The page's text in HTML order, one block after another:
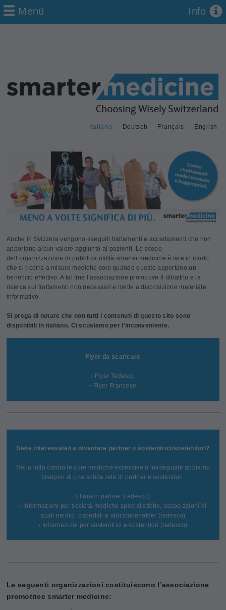
Deutsch Français
Italiano English
Menü Info
Anche in Svizzera vengono eseguiti trattamenti e accertamenti che non
apportano alcun valore aggiunto ai pazienti. Lo scopo
dell’organizzazione di pubblica utilità smarter medicine è fare in modo
che si ricorra a misure mediche solo quando queste apportano un
beneficio effettivo. A tal fine l’associazione promuove il dibattito e la
ricerca sui trattamenti non necessari e mette a disposizione materiale
informativo.
Si prega di notare che non tutti i contenuti di questo sito sono
disponibili in italiano. Ci scusiamo per l'inconveniente.
Flyer da scaricare
› Flyer Tedesco
› Flyer Francese
Siete interessate/i a diventare partner o sostenitrici/sostenitori?
Nella lotta contro le cure mediche eccessive o inadeguate abbiamo
bisogno di una solida rete di partner e sostenitori.
› I nostri partner (tedesco)
› Informazioni per società mediche specialistiche, associazioni di
studi medici, ospedali e altri stakeholder (tedesco)
› Informazioni per sostenitrici e sostenitori (tedesco)
Le seguenti organizzazioni costituiscono l’associazione
promotrice smarter medicine: